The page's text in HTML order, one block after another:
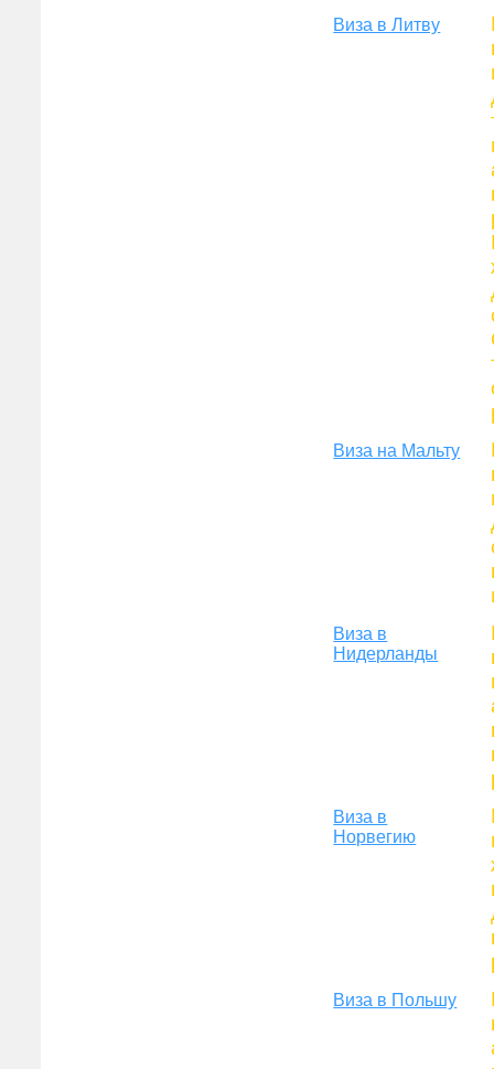
Виза в Литву
Виза на Мальту
Виза в
Нидерланды
Виза в
Норвегию
Виза в Польшу